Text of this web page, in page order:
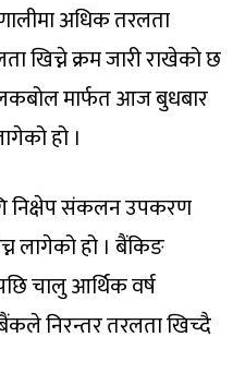
अधिक तरलता
खिच्ने क्रम जारी राखेको छ
मार्फत आज बुधबार
हो ।
निक्षेप संकलन उपकरण
लागेको हो । बैंकिङ
चालु आर्थिक वर्ष
निरन्तर तरलता खिच्दै